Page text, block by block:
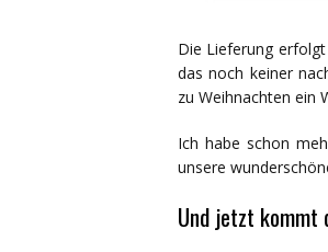
Die Lieferung
das noch keiner
zu Weihnachten ein
Ich habe schon
unsere
Und jetzt kommt